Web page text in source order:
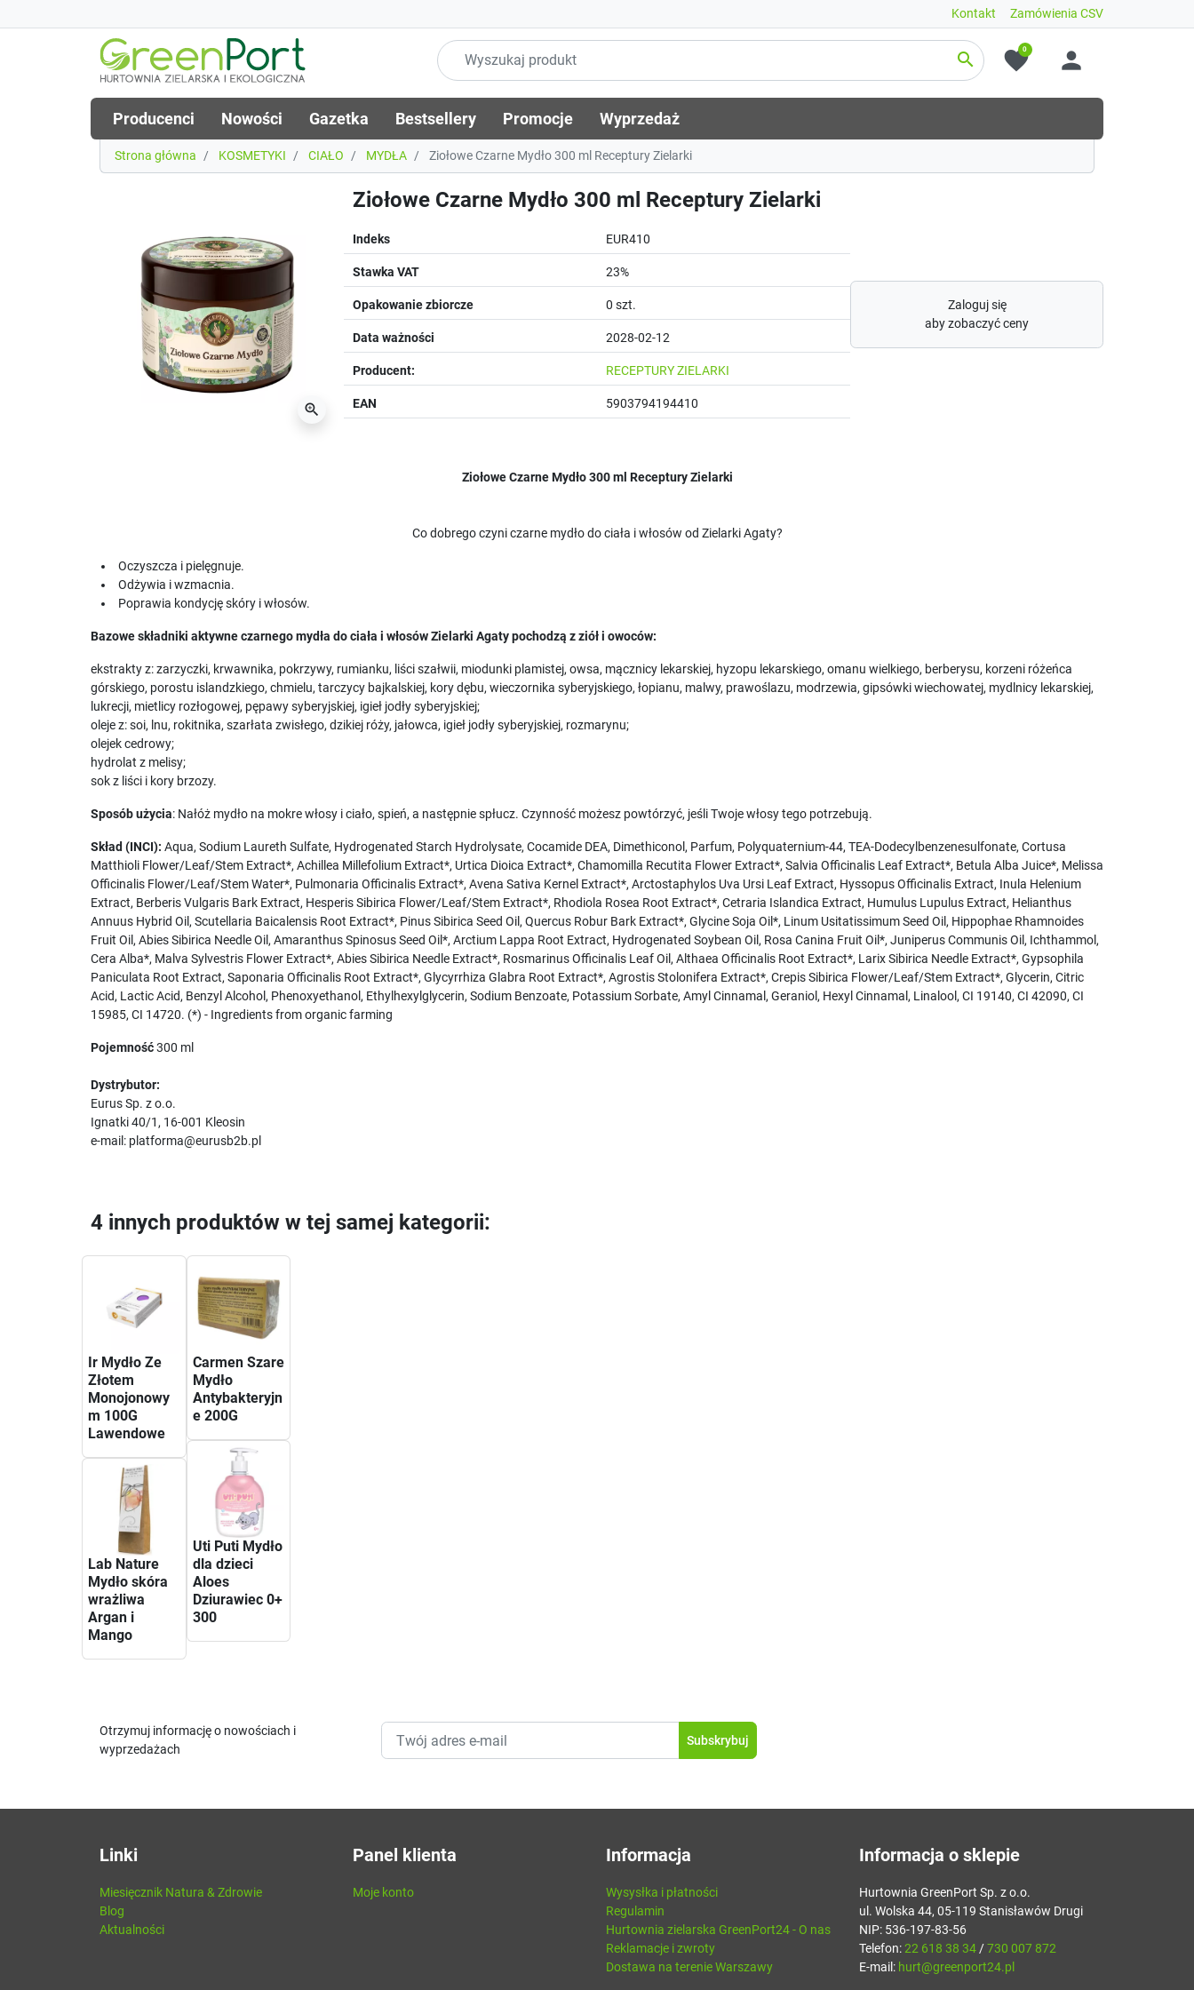
Zamówienia CSV
Kontakt
search favorite
0 person
Producenci Nowości Gazetka Bestsellery Promocje Wyprzedaż
Strona główna KOSMETYKI CIAŁO MYDŁA Ziołowe Czarne Mydło 300 ml Receptury Zielarki
zoom_in
Ziołowe Czarne Mydło 300 ml Receptury Zielarki
Indeks EUR410
Stawka VAT 23%
Opakowanie zbiorcze 0 szt.
Data ważności 2028-02-12
Producent: RECEPTURY ZIELARKI
EAN 5903794194410
Zaloguj się
aby zobaczyć ceny
Ziołowe Czarne Mydło 300 ml Receptury Zielarki
Co dobrego czyni czarne mydło do ciała i włosów od Zielarki Agaty?
Oczyszcza i pielęgnuje.
Odżywia i wzmacnia.
Poprawia kondycję skóry i włosów.
Bazowe składniki aktywne czarnego mydła do ciała i włosów Zielarki Agaty pochodzą z ziół i owoców:
ekstrakty z: zarzyczki, krwawnika, pokrzywy, rumianku, liści szałwii, miodunki plamistej, owsa, mącznicy lekarskiej, hyzopu lekarskiego, omanu wielkiego, berberysu, korzeni różeńca
górskiego, porostu islandzkiego, chmielu, tarczycy bajkalskiej, kory dębu, wieczornika syberyjskiego, łopianu, malwy, prawoślazu, modrzewia, gipsówki wiechowatej, mydlnicy lekarskiej,
lukrecji, mietlicy rozłogowej, pępawy syberyjskiej, igieł jodły syberyjskiej;
oleje z: soi, lnu, rokitnika, szarłata zwisłego, dzikiej róży, jałowca, igieł jodły syberyjskiej, rozmarynu;
olejek cedrowy;
hydrolat z melisy;
sok z liści i kory brzozy.
Sposób użycia: Nałóż mydło na mokre włosy i ciało, spień, a następnie spłucz. Czynność możesz powtórzyć, jeśli Twoje włosy tego potrzebują.
Skład (INCI): Aqua, Sodium Laureth Sulfate, Hydrogenated Starch Hydrolysate, Cocamide DEA, Dimethiconol, Parfum, Polyquaternium-44, TEA-Dodecylbenzenesulfonate, Cortusa
Matthioli Flower/Leaf/Stem Extract*, Achillea Millefolium Extract*, Urtica Dioica Extract*, Chamomilla Recutita Flower Extract*, Salvia Officinalis Leaf Extract*, Betula Alba Juice*, Melissa
Officinalis Flower/Leaf/Stem Water*, Pulmonaria Officinalis Extract*, Avena Sativa Kernel Extract*, Arctostaphylos Uva Ursi Leaf Extract, Hyssopus Officinalis Extract, Inula Helenium
Extract, Berberis Vulgaris Bark Extract, Hesperis Sibirica Flower/Leaf/Stem Extract*, Rhodiola Rosea Root Extract*, Cetraria Islandica Extract, Humulus Lupulus Extract, Helianthus
Annuus Hybrid Oil, Scutellaria Baicalensis Root Extract*, Pinus Sibirica Seed Oil, Quercus Robur Bark Extract*, Glycine Soja Oil*, Linum Usitatissimum Seed Oil, Hippophae Rhamnoides
Fruit Oil, Abies Sibirica Needle Oil, Amaranthus Spinosus Seed Oil*, Arctium Lappa Root Extract, Hydrogenated Soybean Oil, Rosa Canina Fruit Oil*, Juniperus Communis Oil, Ichthammol,
Cera Alba*, Malva Sylvestris Flower Extract*, Abies Sibirica Needle Extract*, Rosmarinus Officinalis Leaf Oil, Althaea Officinalis Root Extract*, Larix Sibirica Needle Extract*, Gypsophila
Paniculata Root Extract, Saponaria Officinalis Root Extract*, Glycyrrhiza Glabra Root Extract*, Agrostis Stolonifera Extract*, Crepis Sibirica Flower/Leaf/Stem Extract*, Glycerin, Citric
Acid, Lactic Acid, Benzyl Alcohol, Phenoxyethanol, Ethylhexylglycerin, Sodium Benzoate, Potassium Sorbate, Amyl Cinnamal, Geraniol, Hexyl Cinnamal, Linalool, CI 19140, CI 42090, CI
15985, CI 14720. (*) - Ingredients from organic farming
Pojemność300 ml
Dystrybutor:
Eurus Sp. z o.o.
Ignatki 40/1, 16-001 Kleosin
e-mail: platforma@eurusb2b.pl
4 innych produktów w tej samej kategorii:
Ir Mydło Ze
Złotem
Monojonowy
m 100G
Lawendowe
Lab Nature
Mydło skóra
wrażliwa
Argan i
Mango
Carmen Szare
Mydło
Antybakteryjn
e 200G
Uti Puti Mydło
dla dzieci
Aloes
Dziurawiec 0+
300
Otrzymuj informację o nowościach i
wyprzedażach
Linki
Miesięcznik Natura & Zdrowie
Blog
Aktualności
Panel klienta
Moje konto
Informacja
Wysysłka i płatności
Regulamin
Hurtownia zielarska GreenPort24 - O nas
Reklamacje i zwroty
Dostawa na terenie Warszawy
Informacja o sklepie
Hurtownia GreenPort Sp. z o.o.
ul. Wolska 44, 05-119 Stanisławów Drugi
NIP: 536-197-83-56
Telefon:22 618 38 34/730 007 872
E-mail: hurt@greenport24.pl